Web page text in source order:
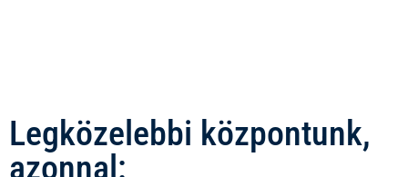
Legközelebbi központunk,
azonnal: